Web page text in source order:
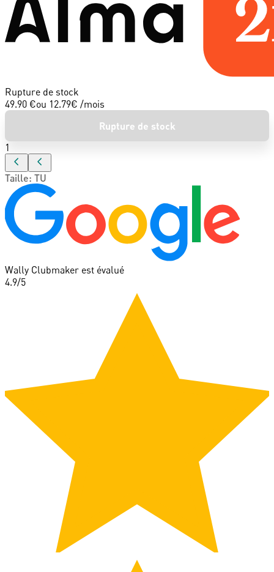
Rupture de stock
49.90 €ou 12.79€ /mois
Rupture de stock
1
Taille: TU
Wally Clubmaker est évalué
4.9/5